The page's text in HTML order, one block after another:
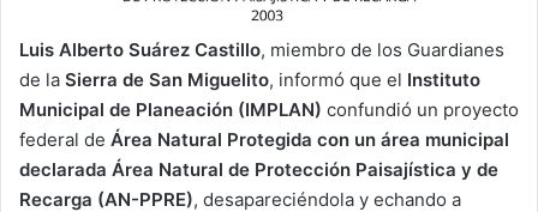
Luis Alberto Suárez Castillo, miembro de los Guardianes
de la Sierra de San Miguelito, informó que el Instituto
Municipal de Planeación (IMPLAN) confundió un proyecto
federal de Área Natural Protegida con un área municipal
declarada Área Natural de Protección Paisajística y de
Recarga (AN-PPRE), desapareciéndola y echando a